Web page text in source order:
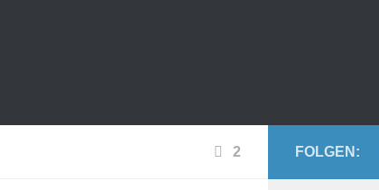
2 FOLGEN: